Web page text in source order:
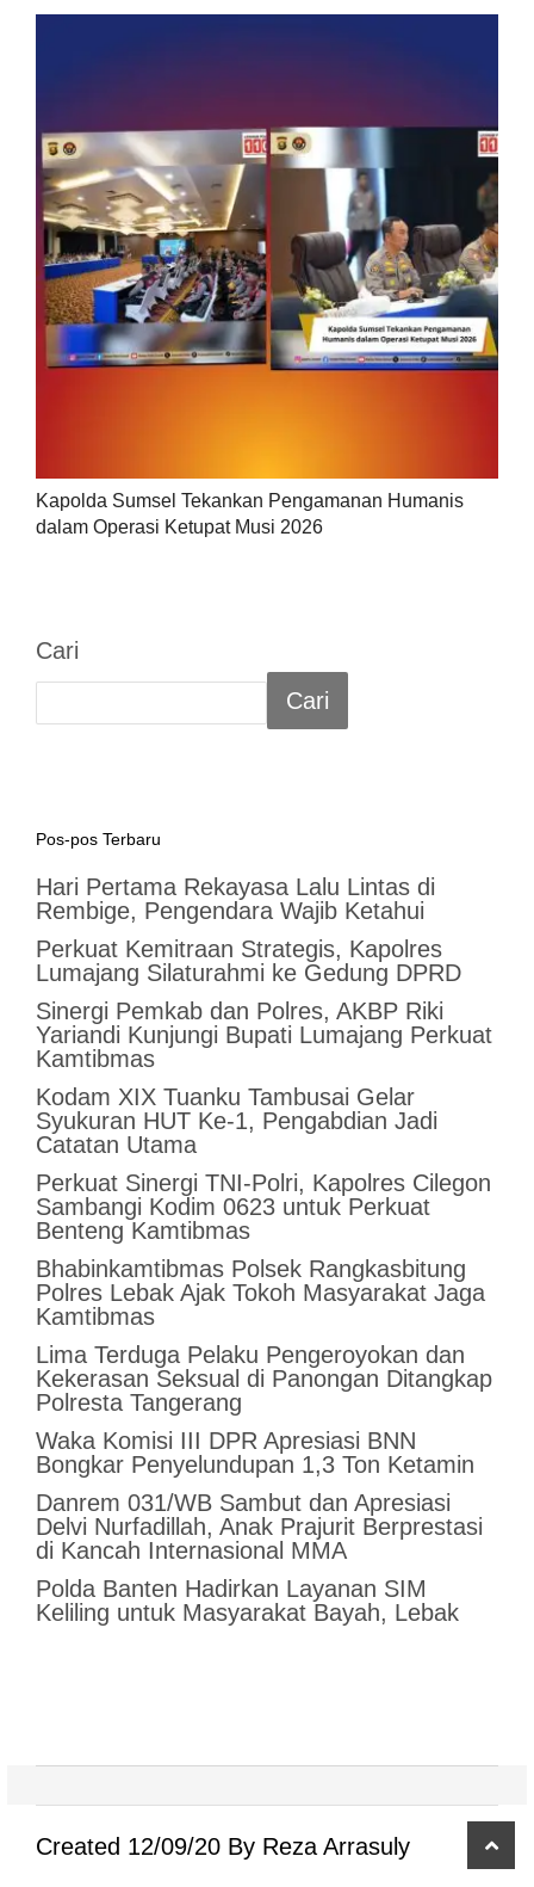
Kapolda Sumsel Tekankan Pengamanan Humanis
dalam Operasi Ketupat Musi 2026
Cari
Cari
Pos-pos Terbaru
Hari Pertama Rekayasa Lalu Lintas di
Rembige, Pengendara Wajib Ketahui
Perkuat Kemitraan Strategis, Kapolres
Lumajang Silaturahmi ke Gedung DPRD
Sinergi Pemkab dan Polres, AKBP Riki
Yariandi Kunjungi Bupati Lumajang Perkuat
Kamtibmas
Kodam XIX Tuanku Tambusai Gelar
Syukuran HUT Ke-1, Pengabdian Jadi
Catatan Utama
Perkuat Sinergi TNI-Polri, Kapolres Cilegon
Sambangi Kodim 0623 untuk Perkuat
Benteng Kamtibmas
Bhabinkamtibmas Polsek Rangkasbitung
Polres Lebak Ajak Tokoh Masyarakat Jaga
Kamtibmas
Lima Terduga Pelaku Pengeroyokan dan
Kekerasan Seksual di Panongan Ditangkap
Polresta Tangerang
Waka Komisi III DPR Apresiasi BNN
Bongkar Penyelundupan 1,3 Ton Ketamin
Danrem 031/WB Sambut dan Apresiasi
Delvi Nurfadillah, Anak Prajurit Berprestasi
di Kancah Internasional MMA
Polda Banten Hadirkan Layanan SIM
Keliling untuk Masyarakat Bayah, Lebak
Created 12/09/20 By Reza Arrasuly